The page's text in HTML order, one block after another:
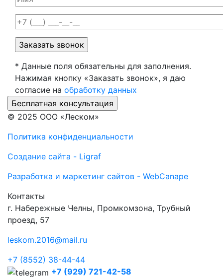
* Данные поля обязательны для заполнения.
Нажимая кнопку «Заказать звонок», я даю
согласие на обработку данных
© 2025 ООО «Леском»
Политика конфиденциальности
Создание сайта - Ligraf
Разработка и маркетинг сайтов - WebCanape
Контакты
г. Набережные Челны, Промкомзона, Трубный
проезд, 57
leskom.2016@mail.ru
+7 (8552) 38-44-44
+7 (929) 721-42-58